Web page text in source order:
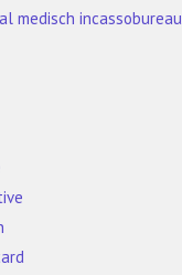
medisch incassobureau